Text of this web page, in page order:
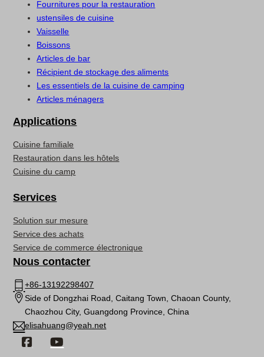
Fournitures pour la restauration
ustensiles de cuisine
Vaisselle
Boissons
Articles de bar
Récipient de stockage des aliments
Les essentiels de la cuisine de camping
Articles ménagers
Applications
Cuisine familiale
Restauration dans les hôtels
Cuisine du camp
Services
Solution sur mesure
Service des achats
Service de commerce électronique
Nous contacter
+86-13192298407
Side of Dongzhai Road, Caitang Town, Chaoan County,
Chaozhou City, Guangdong Province, China
elisahuang@yeah.net